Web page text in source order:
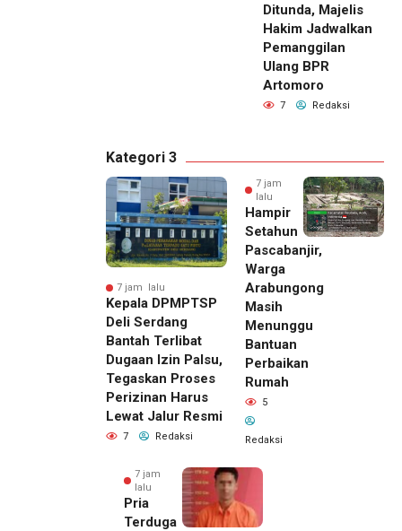
Ditunda, Majelis
Hakim Jadwalkan
Pemanggilan
Ulang BPR
Artomoro
7 Redaksi
Kategori 3
7 jam lalu
Kepala DPMPTSP
Deli Serdang
Bantah Terlibat
Dugaan Izin Palsu,
Tegaskan Proses
Perizinan Harus
Lewat Jalur Resmi
7 Redaksi
7 jam
lalu
Hampir
Setahun
Pascabanjir,
Warga
Arabungong
Masih
Menunggu
Bantuan
Perbaikan
Rumah
5
Redaksi
7 jam
lalu
Pria
Terduga